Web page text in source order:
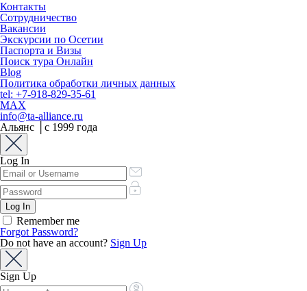
Контакты
Сотрудничество
Вакансии
Экскурсии по Осетии
Паспорта и Визы
Поиск тура Онлайн
Blog
Политика обработки личных данных
tel: +7-918-829-35-61
MAX
info@ta-alliance.ru
Альянс │с 1999 года
Log In
Remember me
Forgot Password?
Do not have an account? Sign Up
Sign Up